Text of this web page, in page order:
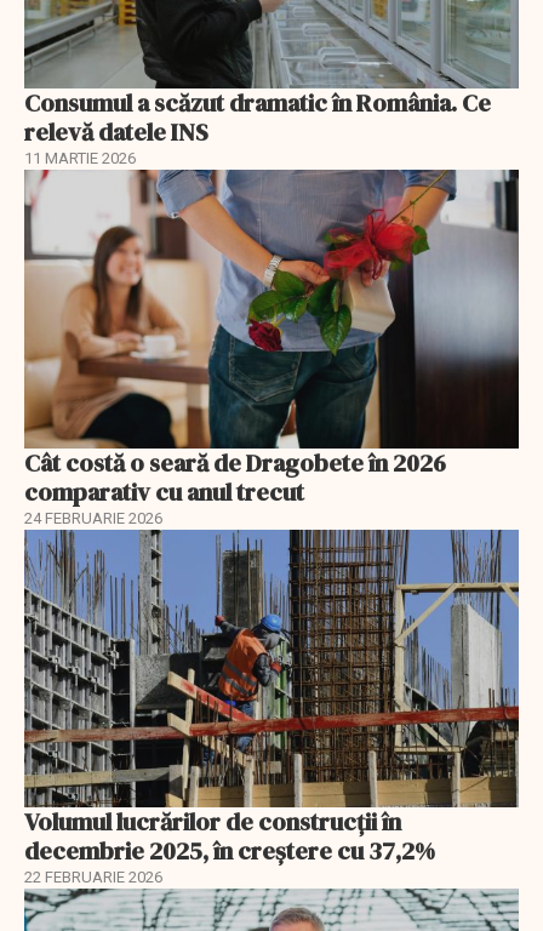
Consumul a scăzut dramatic în România. Ce
relevă datele INS
11 MARTIE 2026
Cât costă o seară de Dragobete în 2026
comparativ cu anul trecut
24 FEBRUARIE 2026
Volumul lucrărilor de construcții în
decembrie 2025, în creștere cu 37,2%
22 FEBRUARIE 2026